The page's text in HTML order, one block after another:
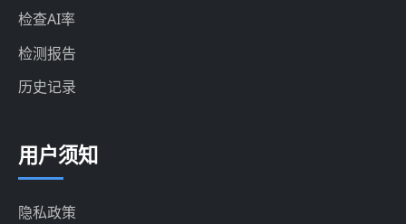
检查AI率
检测报告
历史记录
用户须知
隐私政策